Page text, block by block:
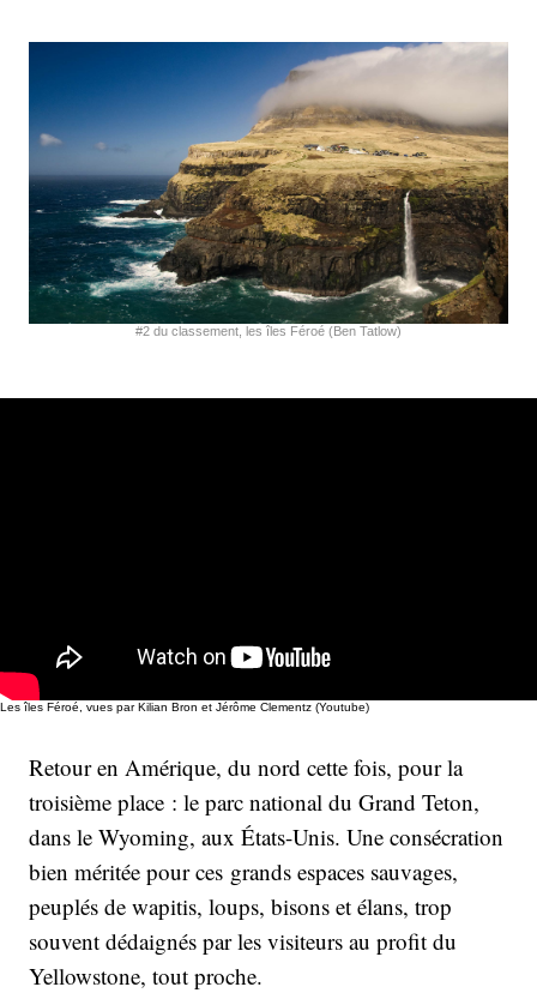
#2 du classement, les îles Féroé (Ben Tatlow)
Les îles Féroé, vues par Kilian Bron et Jérôme Clementz (Youtube)
Retour en Amérique, du nord cette fois, pour la
troisième place : le parc national du Grand Teton,
dans le Wyoming, aux États-Unis. Une consécration
bien méritée pour ces grands espaces sauvages,
peuplés de wapitis, loups, bisons et élans, trop
souvent dédaignés par les visiteurs au profit du
Yellowstone, tout proche.